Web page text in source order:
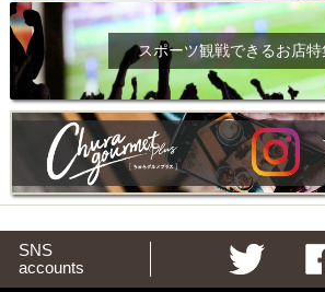
スポーツ観戦できるお店特
SNS
accounts